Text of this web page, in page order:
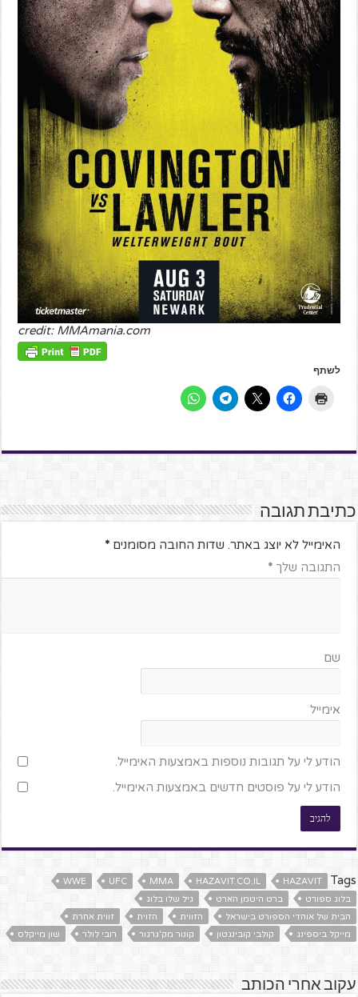
credit: MMAmania.com
לשתף
כתיבת תגובה
האימייל לא יוצג באתר. שדות החובה מסומנים*
התגובה שלך*
שם
אימייל
הודע לי על תגובות נוספות באמצעות האימייל.
הודע לי על פוסטים חדשים באמצעות האימייל.
Tags
HAZAVIT
HAZAVIT.CO.IL
MMA
UFC
WWE
בלוג ספורט
ברט היטמן הארט
גיל שלו בלוג
הבית של אוהדי הספורט בישראל
הזווית הזוית
זווית אחרת
מייקל ביספינג
קולבי קובינגטון קונור מק'גרגור רובי לולר שון מייקלס
עקוב אחרי הכותב